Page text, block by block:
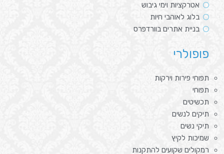
אטרקציות וימי גיבוש
בלוג לאוהבי חיות
בניית אתרים בוורדפרס
פופולרי
תפוחי פירות וירקות
תפוחי
תכשיטים
תיקים לנשים
תיקי נשים
שמיכות לקיץ
רמקולים שקועים להתקנות